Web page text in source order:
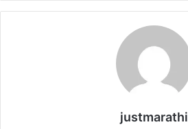
justmarathi